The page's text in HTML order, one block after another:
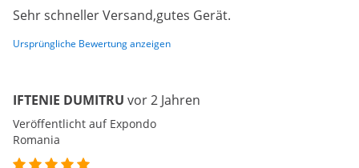
Sehr schneller Versand,gutes Gerät.
Ursprüngliche Bewertung anzeigen
IFTENIE DUMITRU vor 2 Jahren
Veröffentlicht auf Expondo
Romania